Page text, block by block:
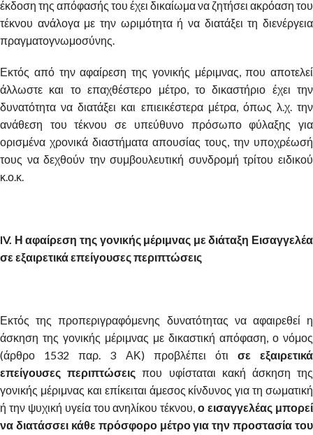
έκδοση της απόφασής του έχει δικαίωμα να ζητήσει ακρόαση του
τέκνου ανάλογα με την ωριμότητα ή να διατάξει τη διενέργεια
πραγματογνωμοσύνης.
Εκτός από την αφαίρεση της γονικής μέριμνας, που αποτελεί
άλλωστε και το επαχθέστερο μέτρο, το δικαστήριο έχει την
δυνατότητα να διατάξει και επιεικέστερα μέτρα, όπως λ.χ. την
ανάθεση του τέκνου σε υπεύθυνο πρόσωπο φύλαξης για
ορισμένα χρονικά διαστήματα απουσίας τους, την υποχρέωσή
τους να δεχθούν την συμβουλευτική συνδρομή τρίτου ειδικού
κ.ο.κ.
IV. Η αφαίρεση της γονικής μέριμνας με διάταξη Εισαγγελέα
σε εξαιρετικά επείγουσες περιπτώσεις
Εκτός της προπεριγραφόμενης δυνατότητας να αφαιρεθεί η
άσκηση της γονικής μέριμνας με δικαστική απόφαση, ο νόμος
(άρθρο 1532 παρ. 3 ΑΚ) προβλέπει ότι σε εξαιρετικά
επείγουσες περιπτώσειςπου υφίσταται κακή άσκηση της
γονικής μέριμνας και επίκειται άμεσος κίνδυνος για τη σωματική
ή την ψυχική υγεία του ανηλίκου τέκνου,ο εισαγγελέας μπορεί
να διατάσσει κάθε πρόσφορο μέτρο για την προστασία του